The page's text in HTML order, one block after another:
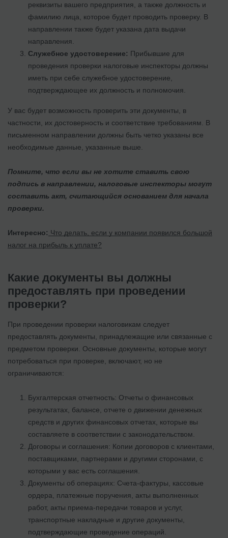
реквизиты вашего предприятия, а также должность и
фамилию лица, которое будет проводить проверку. В
направлении также будет указана дата выдачи
направления.
Служебное удостоверение: Прибывшие для
проведения проверки налоговые инспекторы должны
иметь при себе служебное удостоверение,
подтверждающее их должность и полномочия.
У вас будет возможность проверить эти документы, в
частности, их достоверность и соответствие требованиям. В
письменном направлении должны быть четко указаны все
необходимые данные, указанные выше.
Помните, что если вы не хотите ставить свою
подпись в направлении, налоговые инспекторы могут
составить акт, считающийся основанием для начала
проверки.
Интересно: Что делать, если у компании появился большой
налог на прибыль к уплате?
Какие документы вы должны
предоставлять при проведении
проверки?
При проведении проверки налоговикам следует
предоставлять документы, принадлежащие или связанные с
предметом проверки. Основные документы, которые могут
потребоваться при проверке, включают, но не
ограничиваются:
Бухгалтерская отчетность: Отчеты о финансовых
результатах, балансе, отчете о движении денежных
средств и других финансовых отчетах, которые вы
составляете в соответствии с законодательством.
Договоры и соглашения: Копии договоров с клиентами,
поставщиками, партнерами и другими сторонами, с
которыми у вас есть соглашения.
Документы об операциях: Счета-фактуры, кассовые
ордера, платежные поручения, акты выполненных
работ, акты приема-передачи товаров и услуг,
транспортные накладные и другие документы,
подтверждающие проведение операций.